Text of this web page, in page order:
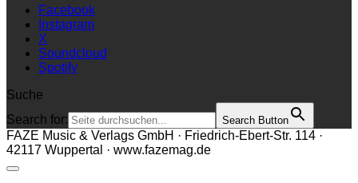
Facebook
Instagram
X
Soundcloud
Spotify
Suche
Search for:
Search Button
FAZE Music & Verlags GmbH · Friedrich-Ebert-Str. 114 ·
42117 Wuppertal · www.fazemag.de